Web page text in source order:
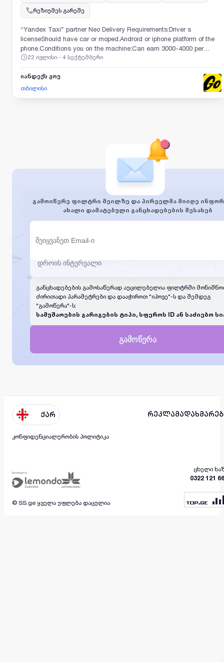
რეზიუმეს გარეშე
“Yandex Taxi” partner Neo Delivery Requirements:Driver s
licenseShould have car or moped.Android or iphone platform of the
phone.Conditions you on the machine:Can earn 3000-4000 per
monthFree schedule ( work when you want and as much as you
minutes online.Fill the application the following site: yandex-
partner.ge
22 ივლისი - 4 სექტემბერი
იანდექს გოუ
თბილისი
გამოიწერე ფილტრი მეილზე და პირველმა მიიღე
ახალი დამატებული განცხადებების შესახებ
განცხადებების გამოსაწერად აუცილებელია ფილტრში
ძირითადი პარამეტრები და დააჭიროთ "იპოვე"-ს და შემდეგ
"გამოწერა"-ს:
სამუშაოების გარიგების ტიპი, სფეროს ID ან საძიებო
გამოწერა
ქარ რეკლამა
კონფიდენციალურობის პოლიტიკა
ცხელი
0322 121
© SS.ge ყველა უფლება დაცულია